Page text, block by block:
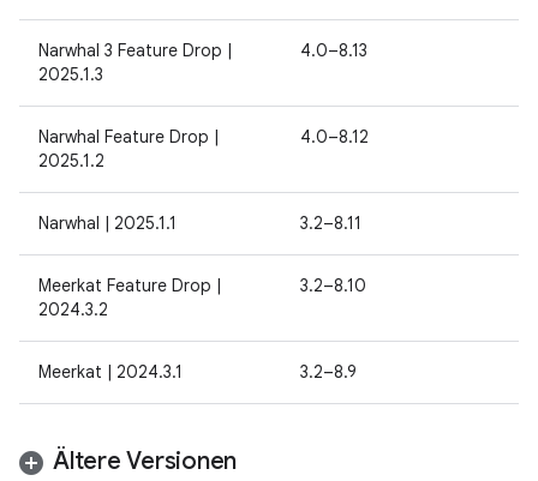
Narwhal 3 Feature Drop |
2025.1.3
4.0–8.13
Narwhal Feature Drop |
2025.1.2
4.0–8.12
Narwhal | 2025.1.1 3.2–8.11
Meerkat Feature Drop |
2024.3.2
3.2–8.10
Meerkat | 2024.3.1 3.2–8.9
Ältere Versionen